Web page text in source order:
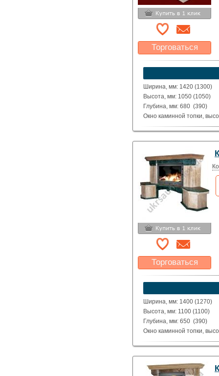
Торговаться
Какая цена Вас
устроит?
Указать цену
Ширина, мм: 1420 (1300)
Высота, мм: 1050 (1050)
Глубина, мм: 680 (390)
Окно каминной топки,
Окно каминной топки,
Beige Light.
Исполнение: Прямой,
Торговаться
Какая цена Вас
устроит?
Указать цену
Ширина, мм: 1400 (1270)
Высота, мм: 1100 (1100)
Глубина, мм: 650 (390)
Окно каминной топки,
Окно каминной топки,
Daiono Realе.